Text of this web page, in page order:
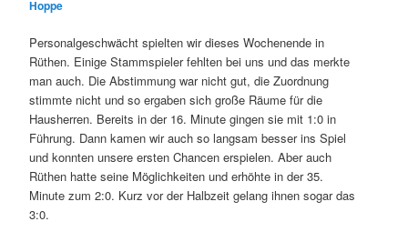
Hoppe
Personalgeschwächt spielten wir dieses Wochenende in
Rüthen. Einige Stammspieler fehlten bei uns und das merkte
man auch. Die Abstimmung war nicht gut, die Zuordnung
stimmte nicht und so ergaben sich große Räume für die
Hausherren. Bereits in der 16. Minute gingen sie mit 1:0 in
Führung. Dann kamen wir auch so langsam besser ins Spiel
und konnten unsere ersten Chancen erspielen. Aber auch
Rüthen hatte seine Möglichkeiten und erhöhte in der 35.
Minute zum 2:0. Kurz vor der Halbzeit gelang ihnen sogar das
3:0.